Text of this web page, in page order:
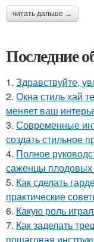
читать дальше →
Последние
1. Здравствуйте,
2. Окна стиль хай
меняет ваш
3. Современные
создать стильное
4. Полное
саженцы плодовых
5. Как сделать
практические
6. Какую роль
7. Как заделать